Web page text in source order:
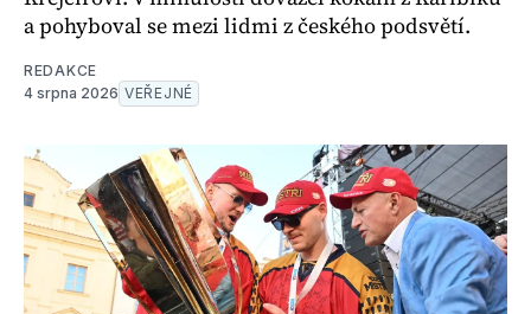
a pohyboval se mezi lidmi z českého podsvětí.
REDAKCE
4 srpna 2026 VEŘEJNÉ